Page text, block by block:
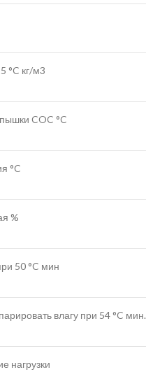
°C кг/м3
COC °C
°C
%
50 °C мин
влагу при 54 °C мин.
нагрузки